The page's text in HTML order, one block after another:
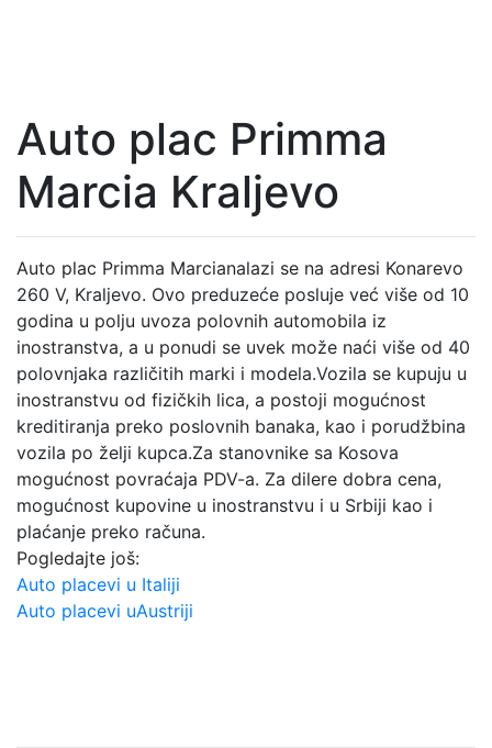
Auto plac Primma
Marcia Kraljevo
Auto plac Primma Marcianalazi se na adresi Konarevo
260 V, Kraljevo. Ovo preduzeće posluje već više od 10
godina u polju uvoza polovnih automobila iz
inostranstva, a u ponudi se uvek može naći više od 40
polovnjaka različitih marki i modela.Vozila se kupuju u
inostranstvu od fizičkih lica, a postoji mogućnost
kreditiranja preko poslovnih banaka, kao i porudžbina
vozila po želji kupca.Za stanovnike sa Kosova
mogućnost povraćaja PDV-a. Za dilere dobra cena,
mogućnost kupovine u inostranstvu i u Srbiji kao i
plaćanje preko računa.
Pogledajte još:
Auto placevi u Italiji
Auto placevi uAustriji